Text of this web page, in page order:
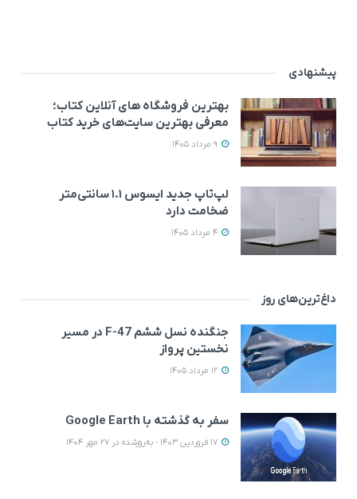
پیشنهادی
بهترین فروشگاه های آنلاین کتاب؛
معرفی بهترین سایت‌های خرید کتاب
لپ‌تاپ جدید ایسوس ۱.۱ سانتی‌متر
ضخامت دارد
داغ‌ترین‌های روز
جنگنده نسل ششم F-47 در مسیر
نخستین پرواز
سفر به گذشته با Google Earth